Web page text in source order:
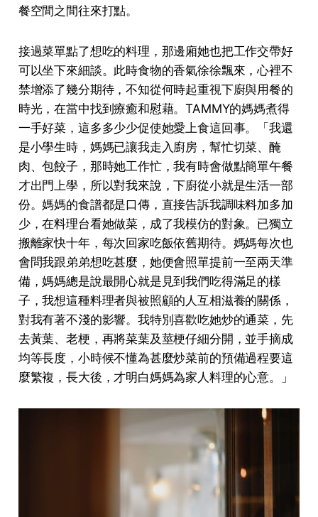
餐空間之間往來打點。
接過菜單點了想吃的料理，那邊廂她也把工作交帶好
可以坐下來細談。此時食物的香氣徐徐飄來，心裡不
禁增添了幾分期待，不知從何時起重視下廚與用餐的
時光，在當中找到療癒和慰藉。TAMMY的媽媽煮得
⼀⼿好菜，這多多少少促使她愛上食這回事。「我還
是⼩學⽣時，媽媽已讓我⾛⼊廚房，幫忙切菜、醃
⾁、包餃⼦，那時她⼯作忙，我有時會做點簡單午餐
才出⾨上學，所以對我來說，下廚從⼩就是⽣活⼀部
份。媽媽的⾷譜都是⼝傳，直接告訴我調味料加多加
少，在料理台看她做菜，成了我模仿的對象。已獨⽴
搬離家快⼗年，每次回家吃飯依舊期待。媽媽每次也
會問我跟弟弟想吃甚麼，她便會照單提前⼀⾄兩天準
備，媽媽總是說最開⼼就是⾒到我們吃得滿⾜的樣
⼦，我想這種料理者與被照顧的⼈互相滋養的關係，
對我有著不淺的影響。我特別喜歡吃她炒的通菜，先
去⿈葉、⽼梗，再將菜葉及莖梗仔細分開，並⼿摘成
均等長度，⼩時候不懂為甚麼炒菜前的預備過程要這
麼繁複，長⼤後，才明⽩媽媽為家⼈料理的⼼意。」